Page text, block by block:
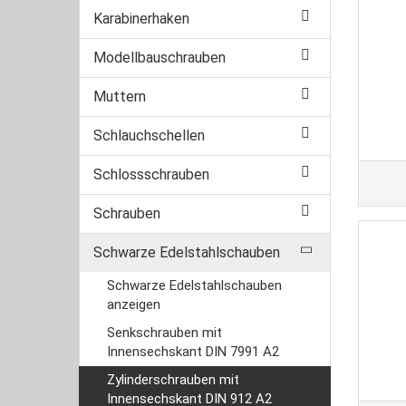
Karabinerhaken
Modellbauschrauben
Muttern
Schlauchschellen
Schlossschrauben
Schrauben
Schwarze Edelstahlschauben
Schwarze Edelstahlschauben
anzeigen
Senkschrauben mit
Innensechskant DIN 7991 A2
Zylinderschrauben mit
Innensechskant DIN 912 A2